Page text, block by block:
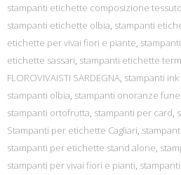
stampanti etichette composizione tessuto
stampanti etichette olbia, stampanti
etichette per vivai fiori e piante,
etichette sassari, stampanti etichette
FLOROVIVAISTI SARDEGNA, stampanti
stampanti olbia, stampanti onoranze
stampanti ortofrutta, stampanti per card,
Stampanti per etichette Cagliari,
stampanti per etichette stand alone,
stampanti per vivai fiori e pianti,